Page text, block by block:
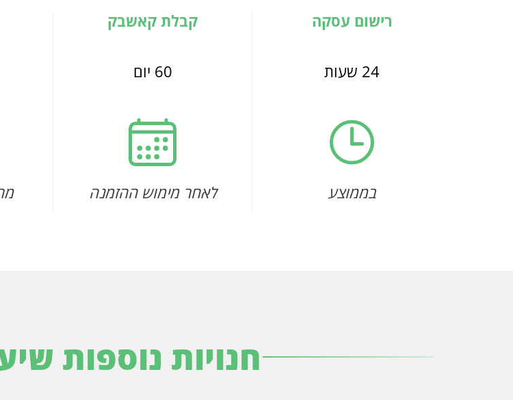
רישום עסקה
24 שעות
בממוצע
קבלת קאשבק
60 יום
לאחר מימוש ההזמנה
חנויות נוספות